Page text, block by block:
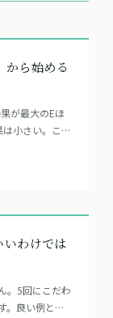
から始める
が最大のEほ
小さい。この
わけでは
。5回にこだわ
。良い例と悪